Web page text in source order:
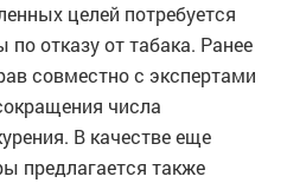
целей потребуется
отказу от табака. Ранее
совместно с экспертами
числа
В качестве еще
предлагается также